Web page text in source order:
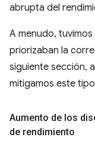
abrupta del
A menudo,
priorizaban la
siguiente sección,
mitigamos este
Aumento de los
de rendimiento